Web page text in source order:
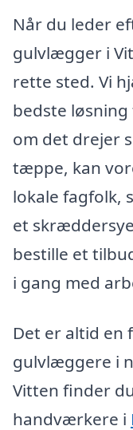
Når du leder
gulvlægger i
rette sted. Vi
bedste
om det drejer
tæppe, kan
lokale fagfolk,
et
bestille et
i gang med
Det er altid en
gulvlæggere i
Vitten finder
handværkere i